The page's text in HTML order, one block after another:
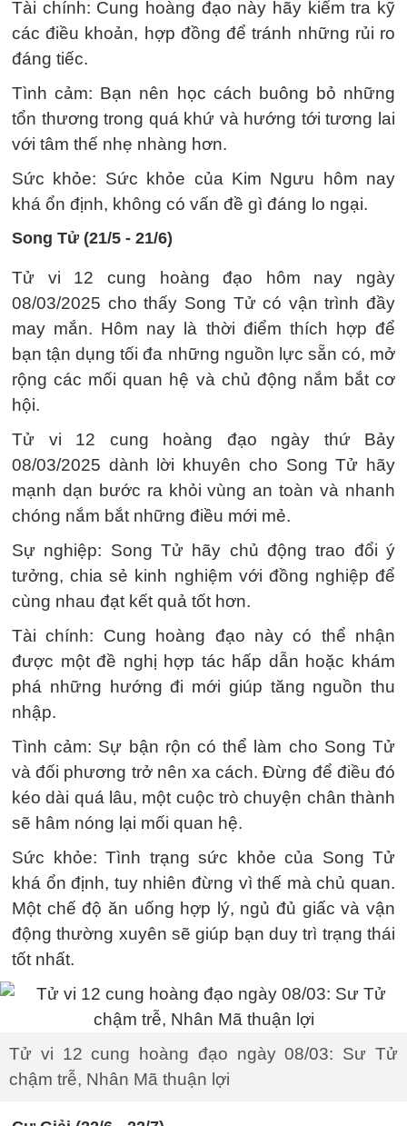
Tài chính: Cung hoàng đạo này hãy kiểm tra kỹ
các điều khoản, hợp đồng để tránh những rủi ro
đáng tiếc.
Tình cảm: Bạn nên học cách buông bỏ những
tổn thương trong quá khứ và hướng tới tương lai
với tâm thế nhẹ nhàng hơn.
Sức khỏe: Sức khỏe của Kim Ngưu hôm nay
khá ổn định, không có vấn đề gì đáng lo ngại.
Song Tử (21/5 - 21/6)
Tử vi 12 cung hoàng đạo hôm nay ngày
08/03/2025 cho thấy Song Tử có vận trình đầy
may mắn. Hôm nay là thời điểm thích hợp để
bạn tận dụng tối đa những nguồn lực sẵn có, mở
rộng các mối quan hệ và chủ động nắm bắt cơ
hội.
Tử vi 12 cung hoàng đạo ngày thứ Bảy
08/03/2025 dành lời khuyên cho Song Tử hãy
mạnh dạn bước ra khỏi vùng an toàn và nhanh
chóng nắm bắt những điều mới mẻ.
Sự nghiệp: Song Tử hãy chủ động trao đổi ý
tưởng, chia sẻ kinh nghiệm với đồng nghiệp để
cùng nhau đạt kết quả tốt hơn.
Tài chính: Cung hoàng đạo này có thể nhận
được một đề nghị hợp tác hấp dẫn hoặc khám
phá những hướng đi mới giúp tăng nguồn thu
nhập.
Tình cảm: Sự bận rộn có thể làm cho Song Tử
và đối phương trở nên xa cách. Đừng để điều đó
kéo dài quá lâu, một cuộc trò chuyện chân thành
sẽ hâm nóng lại mối quan hệ.
Sức khỏe: Tình trạng sức khỏe của Song Tử
khá ổn định, tuy nhiên đừng vì thế mà chủ quan.
Một chế độ ăn uống hợp lý, ngủ đủ giấc và vận
động thường xuyên sẽ giúp bạn duy trì trạng thái
tốt nhất.
Tử vi 12 cung hoàng đạo ngày 08/03: Sư Tử
chậm trễ, Nhân Mã thuận lợi